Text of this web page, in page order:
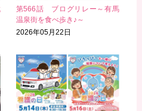
第566話 ブログリレー～有馬
温泉街を食べ歩き♪～
2026年05月22日